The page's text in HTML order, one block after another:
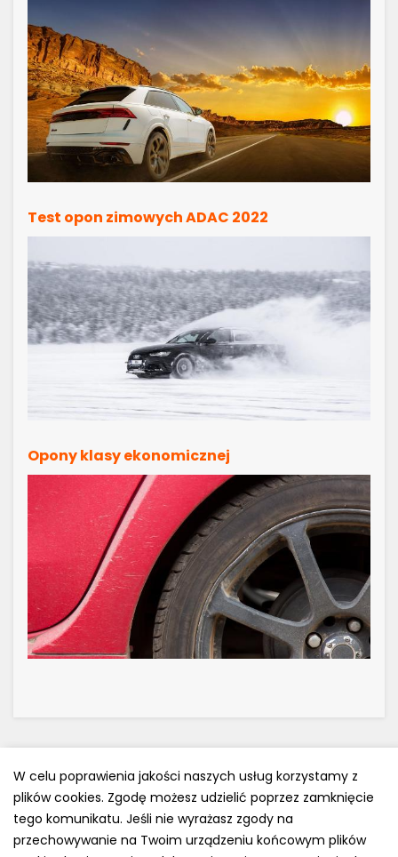
Test opon zimowych ADAC 2022
Opony klasy ekonomicznej
Polityka prywatności
e-mail: kontakt@opony.com.pl
W celu poprawienia jakości naszych usług korzystamy z
plików cookies. Zgodę możesz udzielić poprzez zamknięcie
tego komunikatu. Jeśli nie wyrażasz zgody na
przechowywanie na Twoim urządzeniu końcowym plików